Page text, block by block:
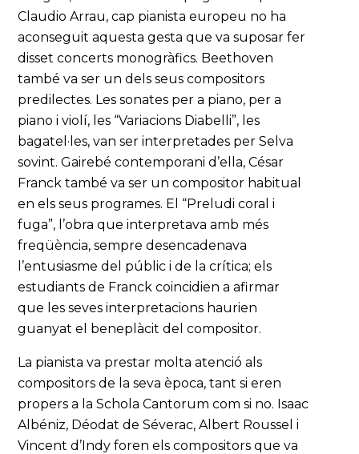
Claudio Arrau, cap pianista europeu no ha
aconseguit aquesta gesta que va suposar fer
disset concerts monogràfics. Beethoven
també va ser un dels seus compositors
predilectes. Les sonates per a piano, per a
piano i violí, les “Variacions Diabelli”, les
bagatel·les, van ser interpretades per Selva
sovint. Gairebé contemporani d’ella, César
Franck també va ser un compositor habitual
en els seus programes. El “Preludi coral i
fuga”, l’obra que interpretava amb més
freqüència, sempre desencadenava
l’entusiasme del públic i de la crítica; els
estudiants de Franck coincidien a afirmar
que les seves interpretacions haurien
guanyat el beneplàcit del compositor.
La pianista va prestar molta atenció als
compositors de la seva època, tant si eren
propers a la Schola Cantorum com si no. Isaac
Albéniz, Déodat de Séverac, Albert Roussel i
Vincent d’Indy foren els compositors que va